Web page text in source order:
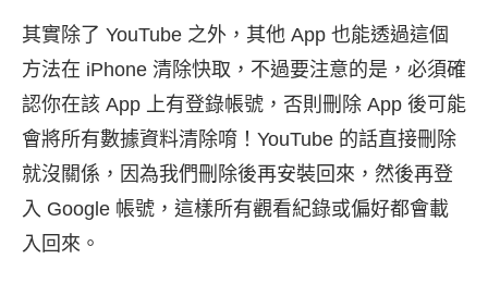
其實除了 YouTube 之外，其他 App 也能透過這個
方法在 iPhone 清除快取，不過要注意的是，必須確
認你在該 App 上有登錄帳號，否則刪除 App 後可能
會將所有數據資料清除唷！YouTube 的話直接刪除
就沒關係，因為我們刪除後再安裝回來，然後再登
入 Google 帳號，這樣所有觀看紀錄或偏好都會載
入回來。